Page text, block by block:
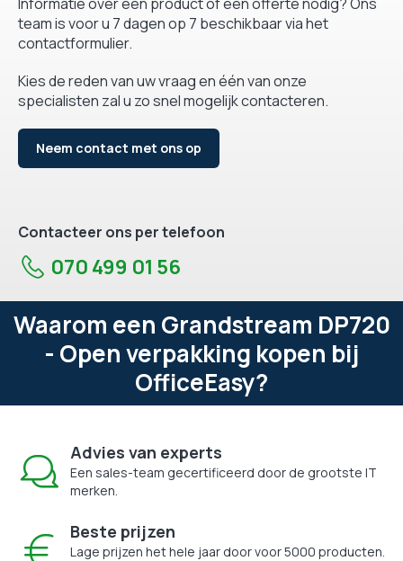
team is voor u 7 dagen op 7 beschikbaar via het
contactformulier.
Kies de reden van uw vraag en één van onze
specialisten zal u zo snel mogelijk contacteren.
Neem contact met ons op
Contacteer ons per telefoon
070 499 01 56
Waarom een Grandstream DP720
- Open verpakking kopen bij
OfficeEasy?
Advies van experts
Een sales-team gecertificeerd door de grootste IT
merken.
Beste prijzen
Lage prijzen het hele jaar door voor 5000 producten.